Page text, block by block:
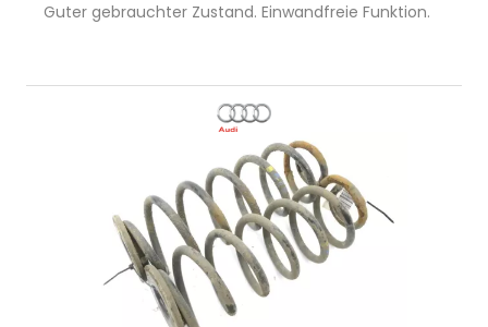
Guter gebrauchter Zustand. Einwandfreie Funktion.